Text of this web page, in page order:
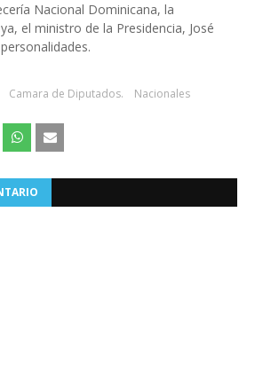
Nacional Dominicana, la
el ministro de la Presidencia, José
Camara de Diputados. Nacionales